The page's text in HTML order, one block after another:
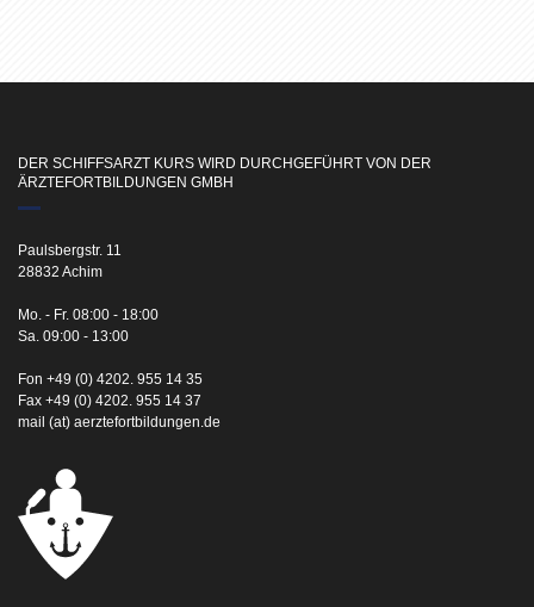
DER SCHIFFSARZT KURS WIRD DURCHGEFÜHRT VON DER
ÄRZTEFORTBILDUNGEN GMBH
Paulsbergstr. 11
28832 Achim
Mo. - Fr. 08:00 - 18:00
Sa. 09:00 - 13:00
Fon +49 (0) 4202. 955 14 35
Fax +49 (0) 4202. 955 14 37
mail (at) aerztefortbildungen.de